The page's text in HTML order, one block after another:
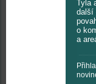
Tyla
další
o
a